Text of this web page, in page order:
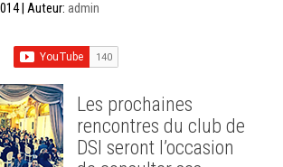
| Auteur:admin
Les prochaines
rencontres du club de
DSI seront l’occasion